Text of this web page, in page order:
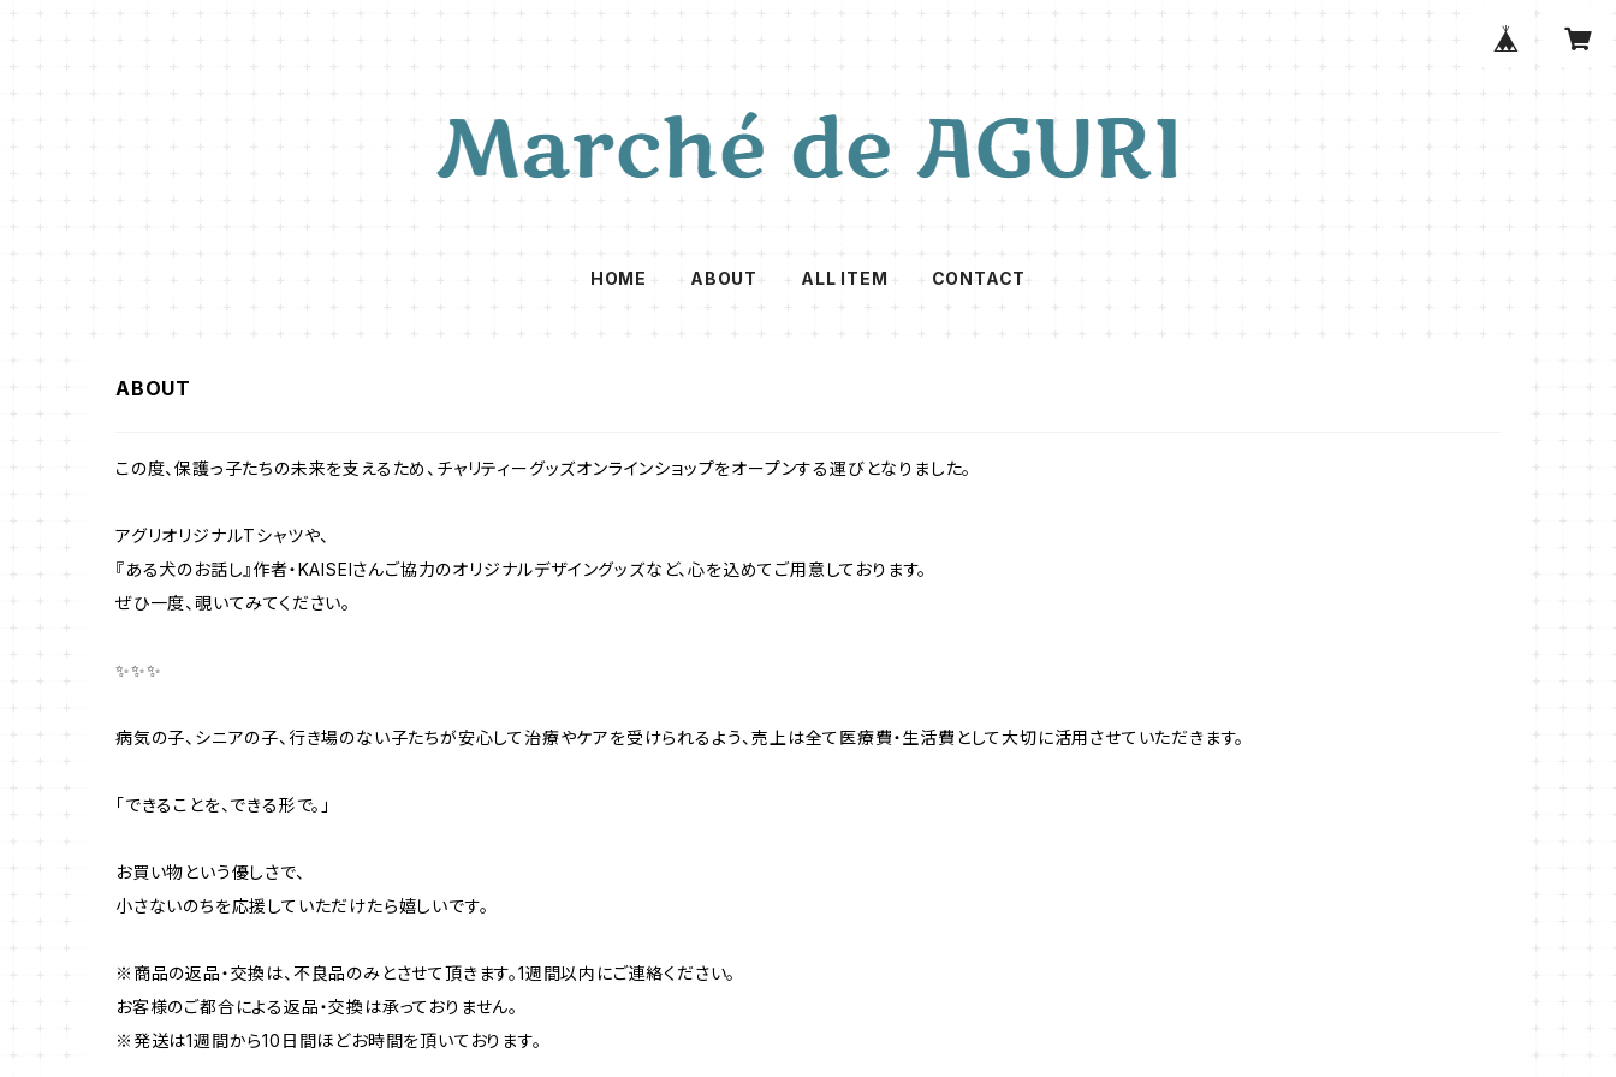
HOME ABOUT ALL ITEM CONTACT
ABOUT
この度、保護っ子たちの未来を支えるため、チャリティーグッズオンラインショップをオープンする運びとなりました。
アグリオリジナルTシャツや、
『ある犬のお話し』作者・KAISEIさんご協力のオリジナルデザイングッズなど、心を込めてご用意しております。
ぜひ一度、覗いてみてください。
✨✨✨
病気の子、シニアの子、行き場のない子たちが安心して治療やケアを受けられるよう、売上は全て医療費・生活費として大切に活用させていただきます。
「できることを、できる形で。」
お買い物という優しさで、
小さないのちを応援していただけたら嬉しいです。
※商品の返品・交換は、不良品のみとさせて頂きます。1週間以内にご連絡ください。
お客様のご都合による返品・交換は承っておりません。
※発送は1週間から10日間ほどお時間を頂いております。